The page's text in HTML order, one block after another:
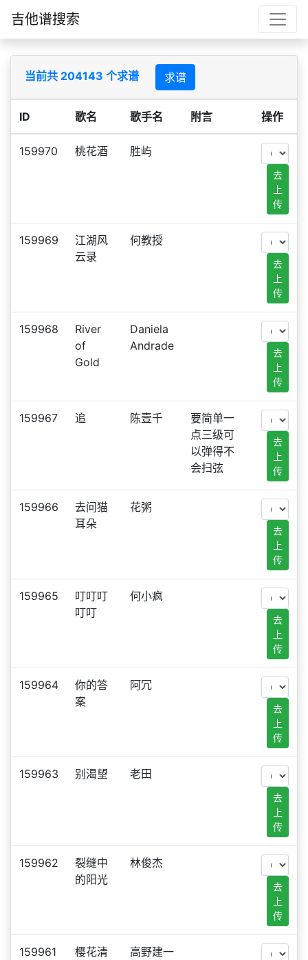
吉他谱搜索
当前共 204143 个求谱 求谱
ID 歌名 歌手名 附言 操作
159970 桃花酒 胜屿
去
上
传
159969
江湖风
云录
何教授
去
上
传
159968
River
of
Gold
Daniela
Andrade
去
上
传
159967 追 陈壹千
要简单一
点三级可
以弹得不
会扫弦
去
上
传
159966
去问猫
耳朵
花粥
去
上
传
159965
叮叮叮
叮叮
何小疯
去
上
传
159964
你的答
案
阿冗
去
上
传
159963 别渴望 老田
去
上
传
159962
裂缝中
的阳光
林俊杰
去
上
传
159961
樱花清
高野建一